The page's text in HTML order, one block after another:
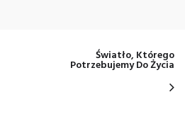
Światło, Którego
Potrzebujemy Do Życia